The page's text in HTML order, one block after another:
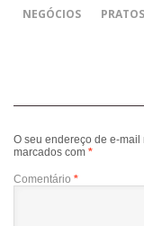
NEGÓCIOS
PRATOS
O seu endereço de e-
marcados com *
Comentário *